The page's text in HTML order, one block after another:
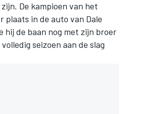
De kampioen van het
plaats in de auto van Dale
hij de baan nog met zijn broer
seizoen aan de slag